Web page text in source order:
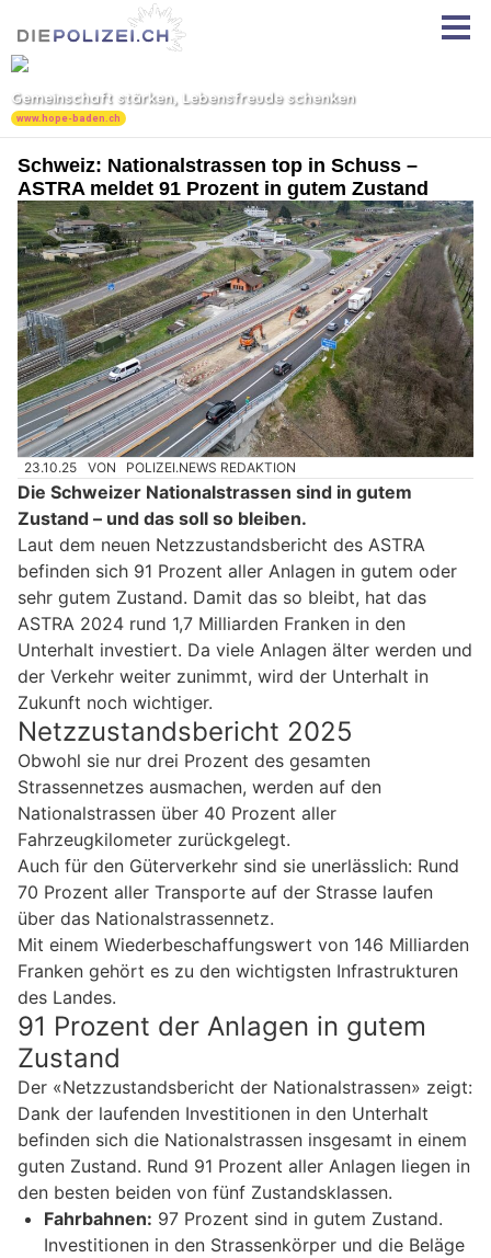
Schweiz: Nationalstrassen top in Schuss –
ASTRA meldet 91 Prozent in gutem Zustand
23.10.25 VON POLIZEI.NEWS REDAKTION
Die Schweizer Nationalstrassen sind in gutem
Zustand – und das soll so bleiben.
Laut dem neuen Netzzustandsbericht des ASTRA
befinden sich 91 Prozent aller Anlagen in gutem oder
sehr gutem Zustand. Damit das so bleibt, hat das
ASTRA 2024 rund 1,7 Milliarden Franken in den
Unterhalt investiert. Da viele Anlagen älter werden und
der Verkehr weiter zunimmt, wird der Unterhalt in
Zukunft noch wichtiger.
Netzzustandsbericht 2025
Obwohl sie nur drei Prozent des gesamten
Strassennetzes ausmachen, werden auf den
Nationalstrassen über 40 Prozent aller
Fahrzeugkilometer zurückgelegt.
Auch für den Güterverkehr sind sie unerlässlich: Rund
70 Prozent aller Transporte auf der Strasse laufen
über das Nationalstrassennetz.
Mit einem Wiederbeschaffungswert von 146 Milliarden
Franken gehört es zu den wichtigsten Infrastrukturen
des Landes.
91 Prozent der Anlagen in gutem
Zustand
Der «Netzzustandsbericht der Nationalstrassen» zeigt:
Dank der laufenden Investitionen in den Unterhalt
befinden sich die Nationalstrassen insgesamt in einem
guten Zustand. Rund 91 Prozent aller Anlagen liegen in
den besten beiden von fünf Zustandsklassen.
Fahrbahnen: 97 Prozent sind in gutem Zustand.
Investitionen in den Strassenkörper und die Beläge